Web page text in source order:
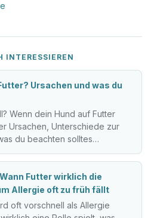
INTERESSIEREN
Ursachen und was du
Wenn dein Hund auf Futter
Ursachen, Unterschiede zur
du beachten solltes…
Futter wirklich die
Allergie oft zu früh fällt
oft vorschnell als Allergie